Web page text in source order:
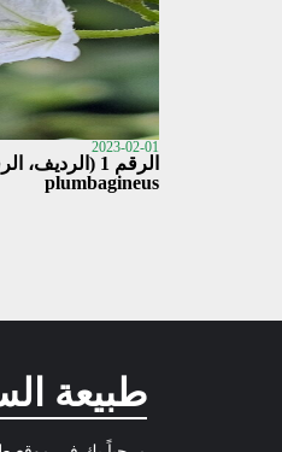
2023-02-01
plumbagineus
طبيعة